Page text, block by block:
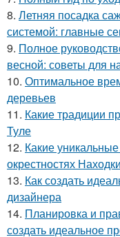
8. Летняя посадка
системой: главные
9. Полное
весной: советы для
10. Оптимальное
деревьев
11. Какие традиции
Туле
12. Какие
окрестностях Находки
13. Как создать
дизайнера
14. Планировка и
создать идеальное